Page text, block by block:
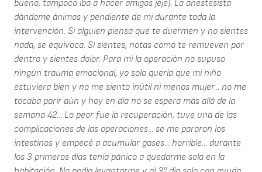
bueno, tampoco iba a hacer amigos jeje). La anestesista
dándome ánimos y pendiente de mi durante toda la
intervención. Si alguien piensa que te duermen y no sientes
nada, se equivoca. Sí sientes, notas como te remueven por
dentro y sientes dolor. Para mi la operación no supuso
ningún trauma emocional, yo solo quería que mi niño
estuviera bien y no me siento inútil ni menos mujer... no me
tocaba parir aún y hoy en día no se espera más allá de la
semana 42... Lo peor fue la recuperación, tuve una de las
complicaciones de las operaciones... se me pararon los
intestinos y empecé a acumular gases... horrible... durante
los 3 primeros días tenía pánico a quedarme sola en la